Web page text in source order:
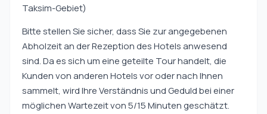
Taksim-Gebiet)
Bitte stellen Sie sicher, dass Sie zur angegebenen
Abholzeit an der Rezeption des Hotels anwesend
sind. Da es sich um eine geteilte Tour handelt, die
Kunden von anderen Hotels vor oder nach Ihnen
sammelt, wird Ihre Verständnis und Geduld bei einer
möglichen Wartezeit von 5/15 Minuten geschätzt.